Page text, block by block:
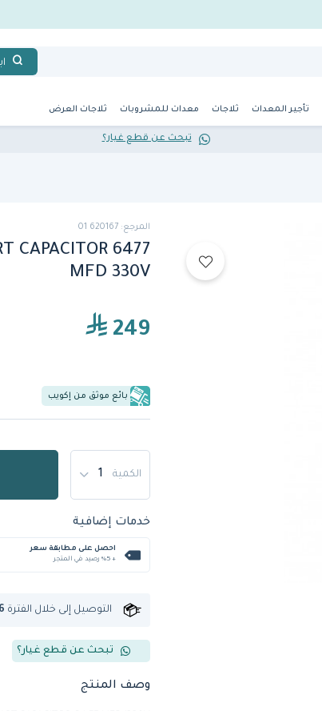
تأجير المعدات ثلاجات معدات للمشروبات ثلاجات العرض
تبحث عن قطع غيار؟
المرجع: 620167 01
CAPACITOR 6477
MFD 330V
249
بائع موثق من إكويب
الكمية
خدمات إضافية
احصل على مطابقة سعر
+ %5 رصيد في المتجر
التوصيل إلى خلال الفترة
تبحث عن قطع غيار؟
وصف المنتج